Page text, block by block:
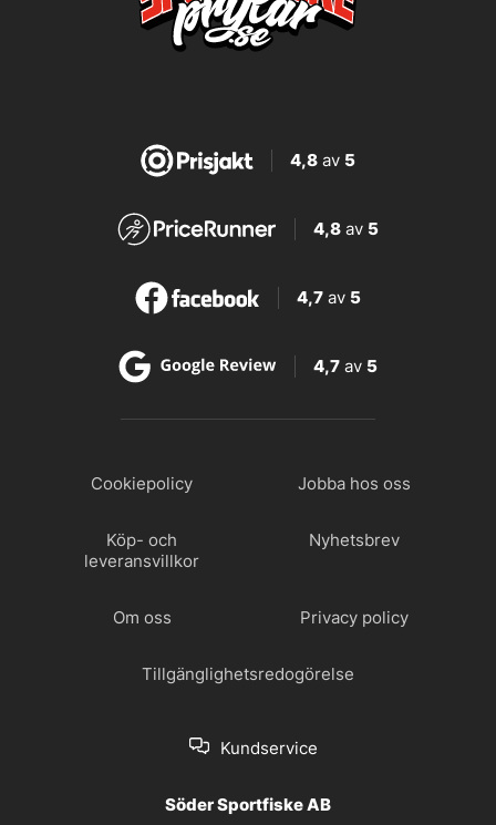
4,8av 5
4,8 av 5
4,7 av 5
4,7 av 5
Cookiepolicy Jobba hos oss
Köp- och
leveransvillkor
Nyhetsbrev
Om oss Privacy policy
Tillgänglighetsredogörelse
Kundservice
Söder Sportfiske AB